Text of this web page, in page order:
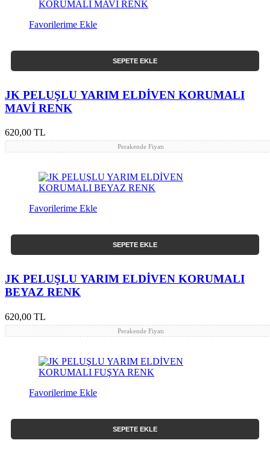
Favorilerime Ekle
SEPETE EKLE
JK PELUŞLU YARIM ELDİVEN KORUMALI
MAVİ RENK
620,00 TL
Perakende Fiyatı
Favorilerime Ekle
SEPETE EKLE
JK PELUŞLU YARIM ELDİVEN KORUMALI
BEYAZ RENK
620,00 TL
Perakende Fiyatı
Favorilerime Ekle
SEPETE EKLE